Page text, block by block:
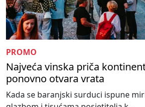
PROMO
Najveća vinska priča
ponovno otvara vrata
Kada se baranjski surduci ispune